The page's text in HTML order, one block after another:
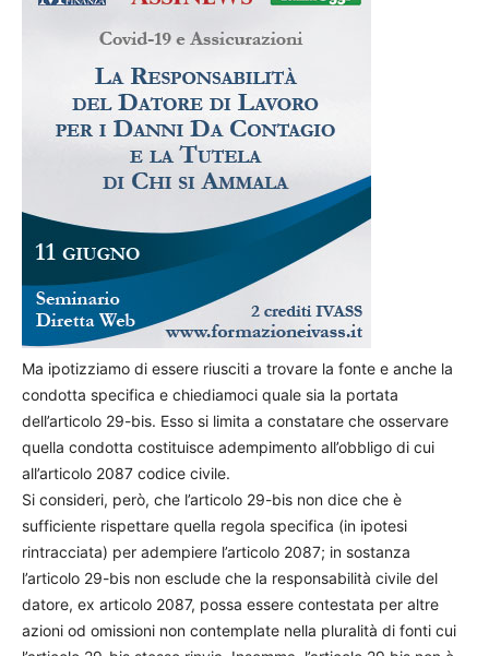
Ma ipotizziamo di essere riusciti a trovare la fonte e anche la
condotta specifica e chiediamoci quale sia la portata
dell’articolo 29-bis. Esso si limita a constatare che osservare
quella condotta costituisce adempimento all’obbligo di cui
all’articolo 2087 codice civile.
Si consideri, però, che l’articolo 29-bis non dice che è
sufficiente rispettare quella regola specifica (in ipotesi
rintracciata) per adempiere l’articolo 2087; in sostanza
l’articolo 29-bis non esclude che la responsabilità civile del
datore, ex articolo 2087, possa essere contestata per altre
azioni od omissioni non contemplate nella pluralità di fonti cui